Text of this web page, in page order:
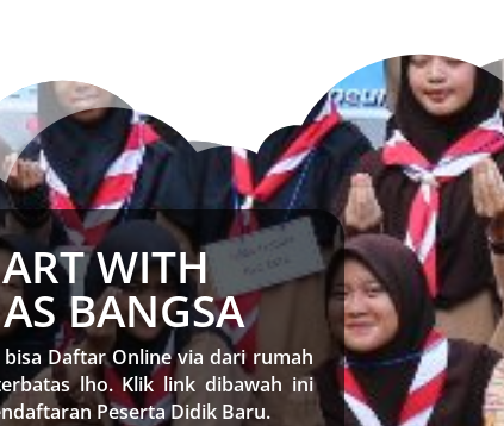
WITH
BANGSA
Daftar Online via dari rumah
lho. Klik link dibawah ini
Peserta Didik Baru.